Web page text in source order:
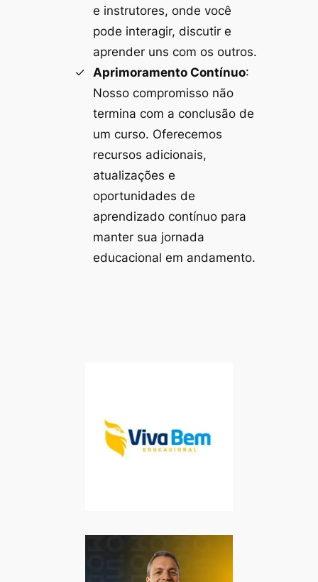
e instrutores, onde você
pode interagir, discutir e
aprender uns com os outros.
Aprimoramento Contínuo:
Nosso compromisso não
termina com a conclusão de
um curso. Oferecemos
recursos adicionais,
atualizações e
oportunidades de
aprendizado contínuo para
manter sua jornada
educacional em andamento.